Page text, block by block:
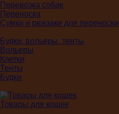
Перевозка собак
Переноска
Сумки и рюкзаки для переноски
Будки, вольеры, тенты
Вольеры
Клетки
Тенты
Будки
Товары для кошек